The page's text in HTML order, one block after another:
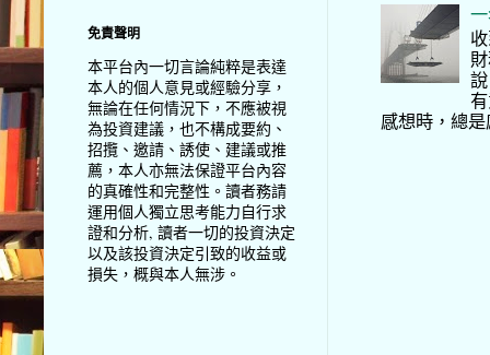
感想時，總
免責聲明
本平台內一切言論純粹是表達
本人的個人意見或經驗分享，
無論在任何情況下，不應被視
為投資建議，也不構成要約、
招攬、邀請、誘使、建議或推
薦，本人亦無法保證平台內容
的真確性和完整性。讀者務請
運用個人獨立思考能力自行求
證和分析, 讀者一切的投資決定
以及該投資決定引致的收益或
損失，概與本人無涉。